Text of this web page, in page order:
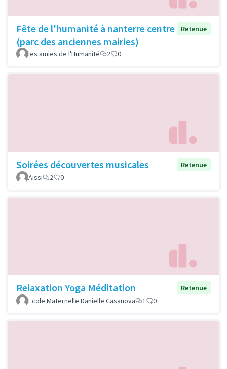
Fête de l'humanité à nanterre centre
(parc des anciennes mairies)
Retenue
les amies de l'Humanité 2 0
Soirées découvertes musicales
Retenue
Aïssi
2 0
Relaxation Yoga Méditation
Retenue
Ecole Maternelle Danielle Casanova
1 0